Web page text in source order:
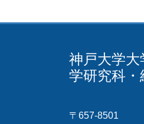
神戸大学
学研究科
〒657-8501